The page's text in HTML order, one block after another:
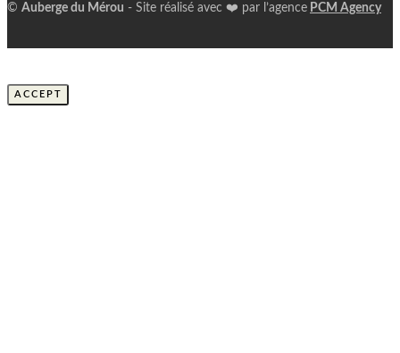
© Auberge du Mérou - Site réalisé avec ❤️ par l’agence PCM Agency
ACCEPT